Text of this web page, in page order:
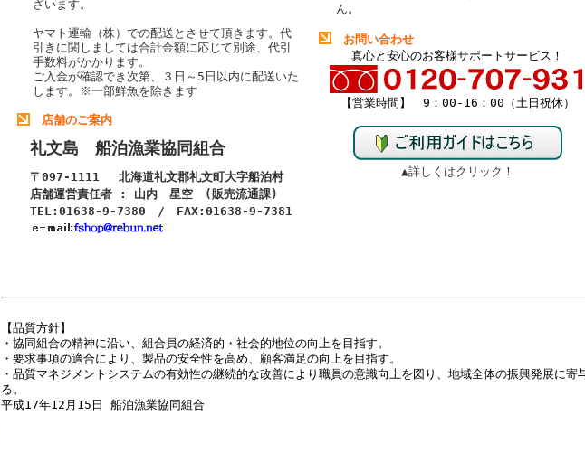
ざいます。
ヤマト運輸（株）での配送とさせて頂きます。代
引きに関しましては合計金額に応じて別途、代引
手数料がかかります。
ご入金が確認でき次第、３日～5日以内に配送いた
します。
※一部鮮魚を除きます
店舗のご案内
礼文島 船泊漁業協同組合
〒097-1111 北海道礼文郡礼文町大字船泊村
店舗運営責任者 : 山内 星空 (販売流通課)
TEL:01638-9-7380 / FAX:01638-9-7381
ん。
お問い合わせ
真心と安心のお客様サポートサービス！
【営業時間】 9：00-16：00（土日祝休）
▲詳しくはクリック！
【品質方針】
・協同組合の精神に沿い、組合員の経済的・社会的地位の向上を目指す。
・要求事項の適合により、製品の安全性を高め、顧客満足の向上を目指す。
・品質マネジメントシステムの有効性の継続的な改善により職員の意識向上を図り、地域全体の振興発展に寄
る。
平成17年12月15日 船泊漁業協同組合